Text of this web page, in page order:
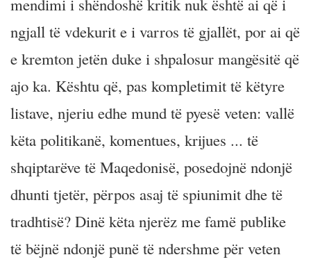
mendimi i shëndoshë kritik nuk është ai që i
ngjall të vdekurit e i varros të gjallët, por ai që
e kremton jetën duke i shpalosur mangësitë që
ajo ka. Kështu që, pas kompletimit të këtyre
listave, njeriu edhe mund të pyesë veten: vallë
këta politikanë, komentues, krijues ... të
shqiptarëve të Maqedonisë, posedojnë ndonjë
dhunti tjetër, përpos asaj të spiunimit dhe të
tradhtisë? Dinë këta njerëz me famë publike
të bëjnë ndonjë punë të ndershme për veten